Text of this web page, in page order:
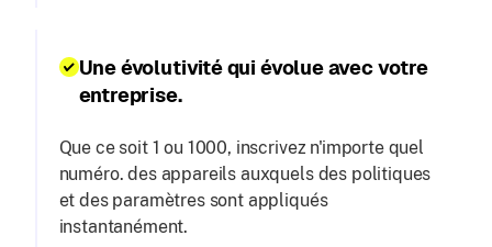
Une évolutivité qui évolue avec votre
entreprise.
Que ce soit 1 ou 1000, inscrivez n'importe quel
numéro. des appareils auxquels des politiques
et des paramètres sont appliqués
instantanément.